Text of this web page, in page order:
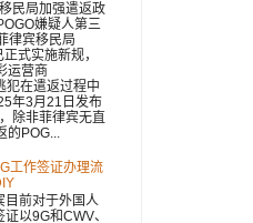
民局加强遣返政
嫌疑人第三
律宾移民局
正式实施新规，
运营商
犯在遣返过程中
年3月21日发布
除非菲律宾无直
的POG...
工作签证办理流
前对于外国人
证以9G和CWV、